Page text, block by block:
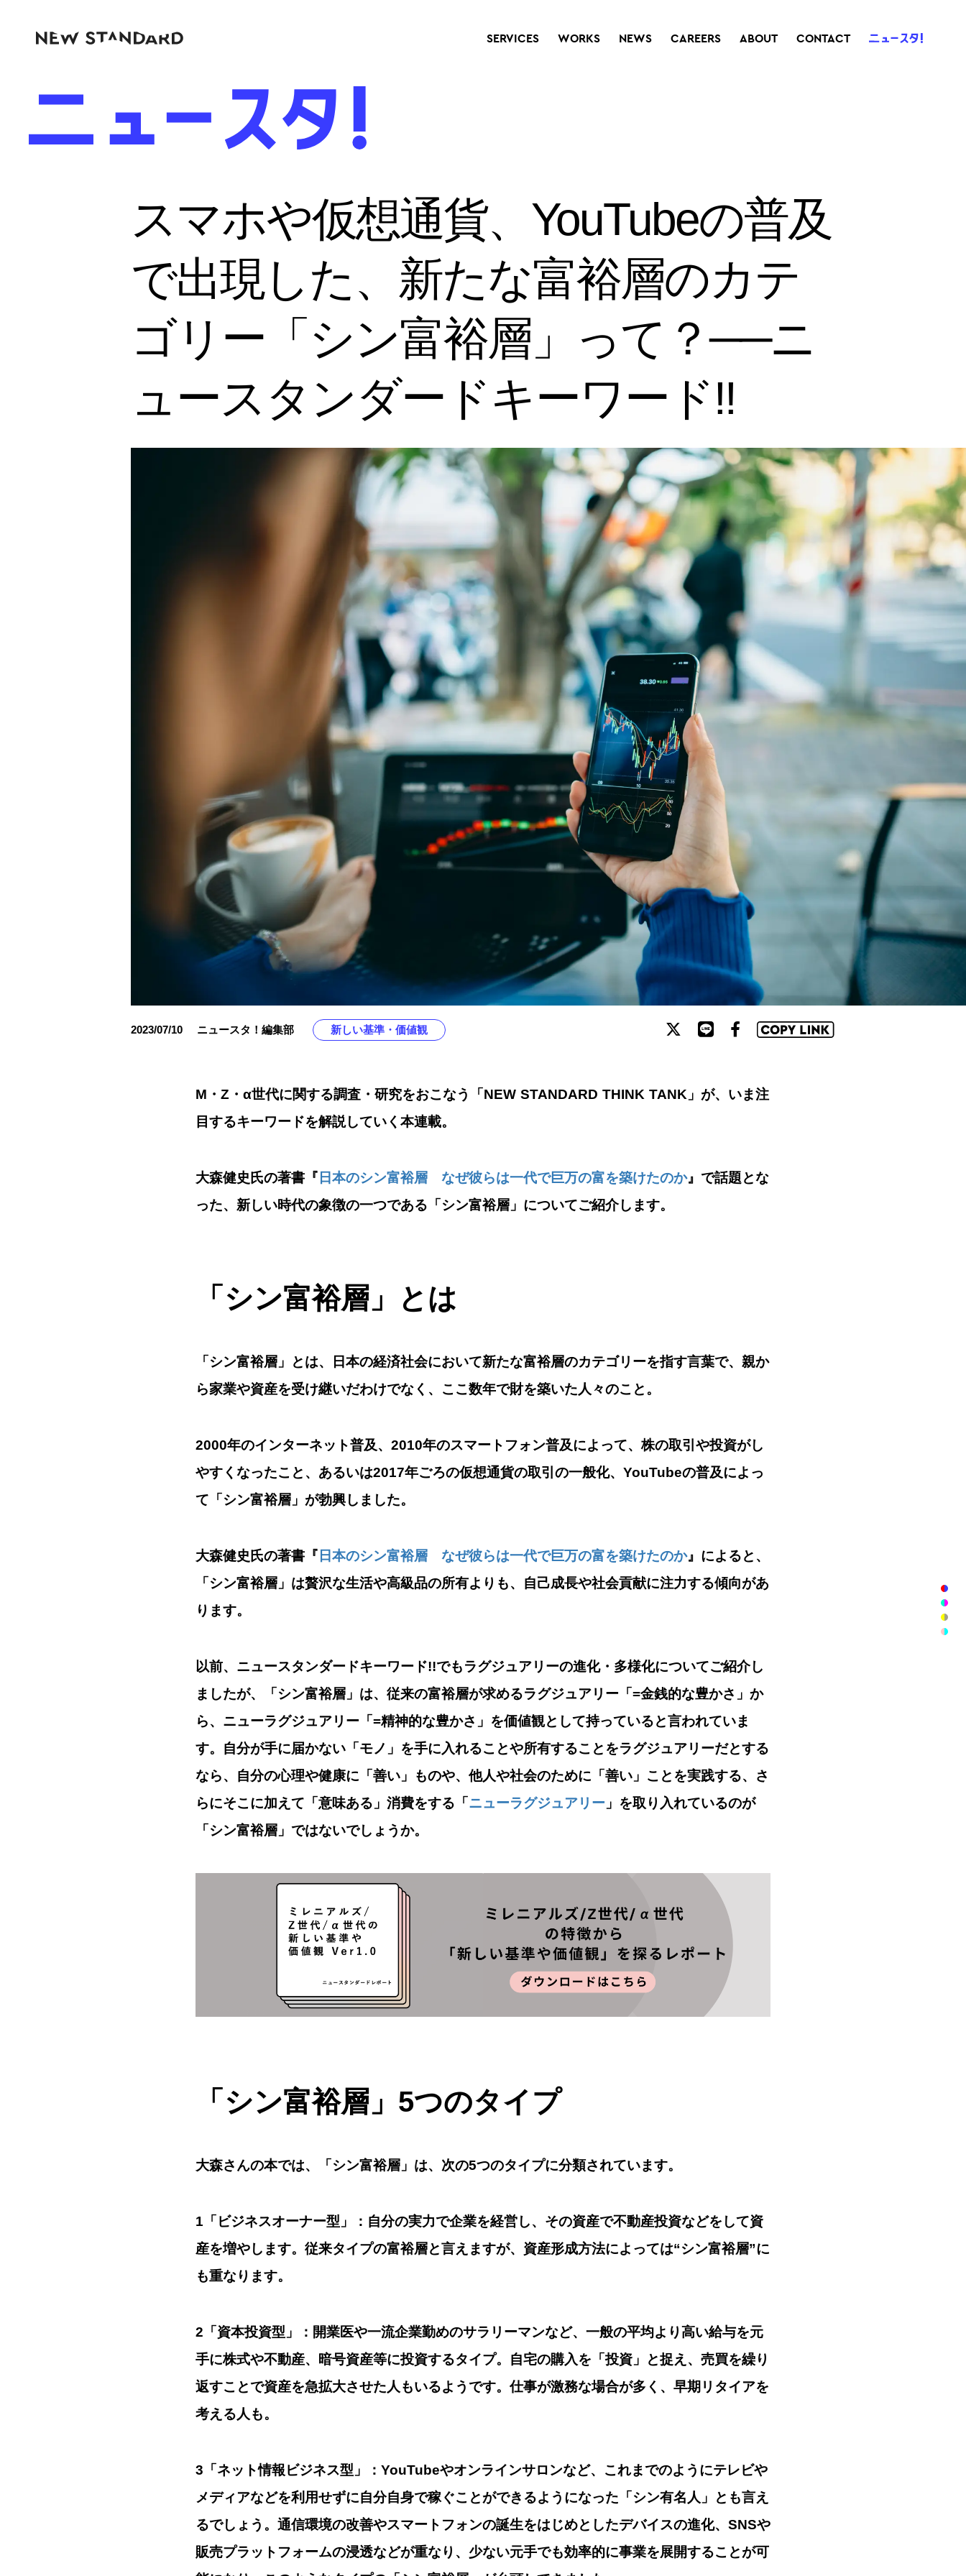
SERVICES WORKS NEWS CAREERS ABOUT CONTACT
スマホや仮想通貨、YouTubeの普及
で出現した、新たな富裕層のカテ
ゴリー「シン富裕層」って？──ニ
ュースタンダードキーワード!!
2023/07/10 ニュースタ！編集部 新しい基準・価値観
M・Z・α世代に関する調査・研究をおこなう「NEW STANDARD THINK TANK」が、いま注
目するキーワードを解説していく本連載。
大森健史氏の著書『 日本のシン富裕層 なぜ彼らは一代で巨万の富を築けたのか』で話題とな
った、新しい時代の象徴の一つである「シン富裕層」についてご紹介します。
「 シン富裕層 」とは
「シン富裕層」とは、日本の経済社会において新たな富裕層のカテゴリーを指す言葉で、親か
ら家業や資産を受け継いだわけでなく、ここ数年で財を築いた人々のこと。
2000年のインターネット普及、2010年のスマートフォン普及によって、株の取引や投資がし
やすくなったこと、あるいは2017年ごろの仮想通貨の取引の一般化、YouTubeの普及によっ
て「シン富裕層」が勃興しました。
大森健史氏の著書『 日本のシン富裕層 なぜ彼らは一代で巨万の富を築けたのか』によると、
「シン富裕層」は贅沢な生活や高級品の所有よりも、自己成長や社会貢献に注力する傾向があ
ります。
以前、ニュースタンダードキーワード!!でもラグジュアリーの進化・多様化についてご紹介し
ましたが、「シン富裕層」は、従来の富裕層が求めるラグジュアリー「=金銭的な豊かさ」か
ら、ニューラグジュアリー「=精神的な豊かさ」を価値観として持っていると言われていま
す。自分が手に届かない「モノ」を手に入れることや所有することをラグジュアリーだとする
なら、自分の心理や健康に「善い」ものや、他人や社会のために「善い」ことを実践する、さ
らにそこに加えて「意味ある」消費をする「ニューラグジュアリー 」を取り入れているのが
「シン富裕層」ではないでしょうか。
「シン富裕層」5つのタイプ
大森さんの本では、「シン富裕層」は、次の5つのタイプに分類されています。
1「ビジネスオーナー型」：自分の実力で企業を経営し、その資産で不動産投資などをして資
産を増やします。従来タイプの富裕層と言えますが、資産形成方法によっては“シン富裕層”に
も重なります。
2「資本投資型」：開業医や一流企業勤めのサラリーマンなど、一般の平均より高い給与を元
手に株式や不動産、暗号資産等に投資するタイプ。自宅の購入を「投資」と捉え、売買を繰り
返すことで資産を急拡大させた人もいるようです。仕事が激務な場合が多く、早期リタイアを
考える人も。
3「ネット情報ビジネス型」：YouTubeやオンラインサロンなど、これまでのようにテレビや
メディアなどを利用せずに自分自身で稼ぐことができるようになった「シン有名人」とも言え
るでしょう。通信環境の改善やスマートフォンの誕生をはじめとしたデバイスの進化、SNSや
販売プラットフォームの浸透などが重なり、少ない元手でも効率的に事業を展開することが可